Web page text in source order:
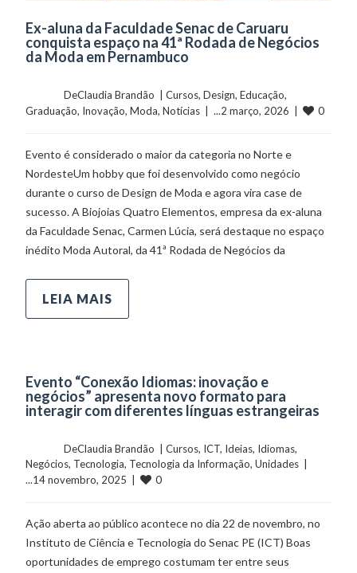
Ex-aluna da Faculdade Senac de Caruaru
conquista espaço na 41ª Rodada de Negócios
da Moda em Pernambuco
	    	DeClaudia Brandão  |
Cursos, Design, Educação
Graduação, Inovação, Moda, Notícias
  |  ...2 março, 2026  |
0
Evento é considerado o maior da categoria no Norte e
NordesteUm hobby que foi desenvolvido como negócio
durante o curso de Design de Moda e agora vira case de
sucesso. A Biojoias Quatro Elementos, empresa da ex-aluna
da Faculdade Senac, Carmen Lúcia, será destaque no espaço
inédito Moda Autoral, da 41ª Rodada de Negócios da
LEIA MAIS
Evento “Conexão Idiomas: inovação e
negócios” apresenta novo formato para
interagir com diferentes línguas estrangeiras
	    	DeClaudia Brandão  |
Cursos, ICT, Ideias, Idiomas
Negócios, Tecnologia, Tecnologia da Informação, Unidades
...14 novembro, 2025  |
0
Ação aberta ao público acontece no dia 22 de novembro, no
Instituto de Ciência e Tecnologia do Senac PE (ICT) Boas
oportunidades de emprego costumam ter entre seus